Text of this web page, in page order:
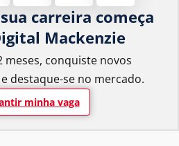
carreira começa
Mackenzie
meses, conquiste novos
destaque-se no mercado.
minha vaga